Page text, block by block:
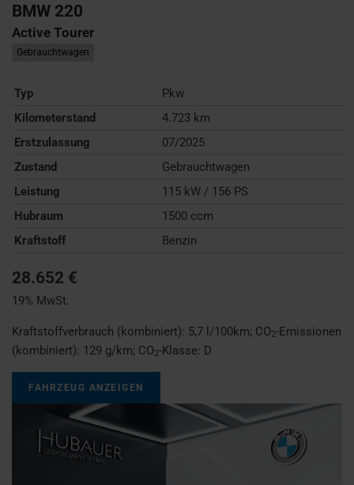
BMW 220
Active Tourer
Gebrauchtwagen
Typ
Pkw
Kilometerstand
4.723 km
Erstzulassung
07/2025
Zustand
Gebrauchtwagen
Leistung
115 kW / 156 PS
Hubraum
1500 ccm
Kraftstoff
Benzin
28.652 €
19% MwSt.
Kraftstoffverbrauch (kombiniert): 5,7 l/100km; CO2-Emissionen
(kombiniert): 129 g/km; CO2-Klasse: D
FAHRZEUG ANZEIGEN